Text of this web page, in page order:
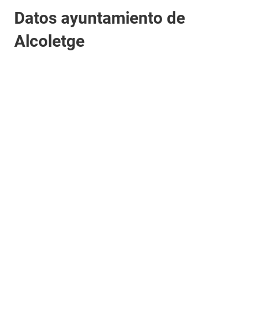
Datos ayuntamiento de
Alcoletge